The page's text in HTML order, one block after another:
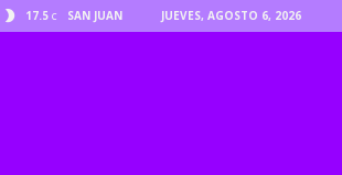
17.5 C SAN JUAN JUEVES, AGOSTO 6, 2026